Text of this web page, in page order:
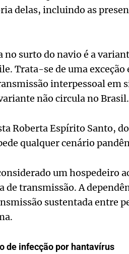
delas, incluindo as
no surto do navio é a
Trata-se de uma
interpessoal em
não circula no Brasil.
Roberta Espírito Santo,
qualquer cenário
um hospedeiro
de transmissão. A
sustentada entre
de infecção por hantavírus